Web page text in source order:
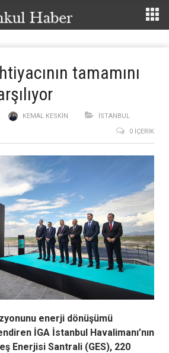
tamamını
KEMAL KESKIN
İSTANBUL
0 İÇERIK
enerji dönüşümü
İGA İstanbul Havalimanı’nın
Enerjisi Santrali (GES), 220